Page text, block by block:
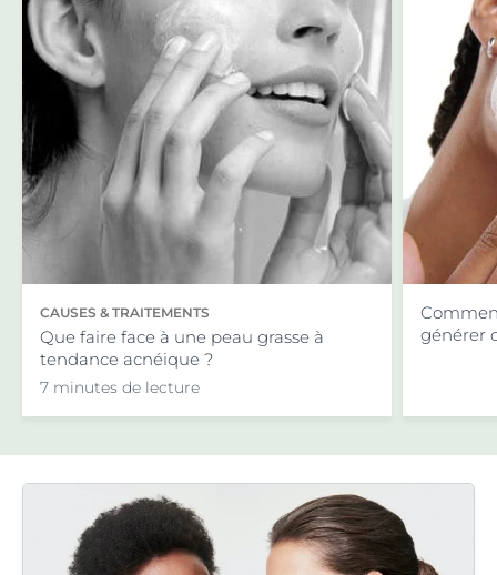
CAUSES & TRAITEMENTS
Que faire face à une peau grasse à
tendance acnéique ?
7 minutes de lecture
générer